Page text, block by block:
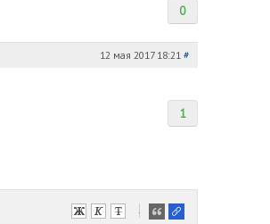
0
12 мая 2017 18:21 #
1
-